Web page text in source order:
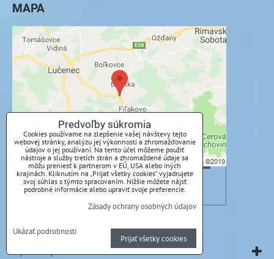
MAPA
Externý obsah je blokovaný Voľbami
súkromia
Prajete si načítať externý obsah?
Povoliť tentokrát
Povoliť a zapamätať - súhlas s druhom cookie:
Funkčné
Otvoriť obsah v novom okne
Vytvorené pomocou:BiznisWeb.sk
Predvoľby súkromia
Cookies používame na zlepšenie vašej návštevy tejto
webovej stránky, analýzu jej výkonnosti a zhromažďovanie
údajov o jej používaní. Na tento účel môžeme použiť
nástroje a služby tretích strán a zhromaždené údaje sa
môžu preniesť k partnerom v EÚ, USA alebo iných
krajinách. Kliknutím na „Prijať všetky cookies“ vyjadrujete
svoj súhlas s týmto spracovaním. Nižšie môžete nájsť
podrobné informácie alebo upraviť svoje preferencie.
Zásady ochrany osobných údajov
Ukázať podrobnosti
Prijať všetky cookies